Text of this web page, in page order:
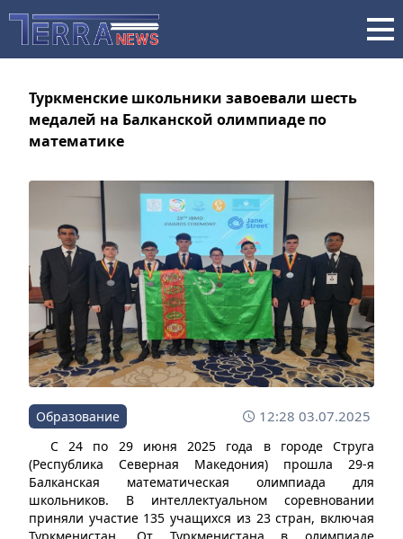
Туркменские школьники завоевали шесть
медалей на Балканской олимпиаде по
математике
Образование 12:28 03.07.2025
С 24 по 29 июня 2025 года в городе Струга
(Республика Северная Македония) прошла 29-я
Балканская математическая олимпиада для
школьников. В интеллектуальном соревновании
приняли участие 135 учащихся из 23 стран, включая